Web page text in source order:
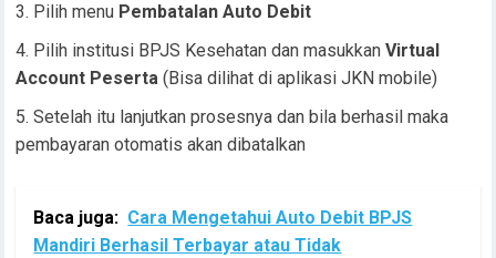
Pilih menu Pembatalan Auto Debit
Pilih institusi BPJS Kesehatan dan masukkanVirtual
Account Peserta (Bisa dilihat di aplikasi JKN mobile)
Setelah itu lanjutkan prosesnya dan bila berhasil maka
pembayaran otomatis akan dibatalkan
Baca juga: Cara Mengetahui Auto Debit BPJS
Mandiri Berhasil Terbayar atau Tidak